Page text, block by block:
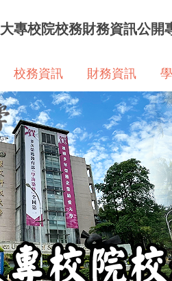
大專校院校務財務資訊公開
校務資訊 財務資訊